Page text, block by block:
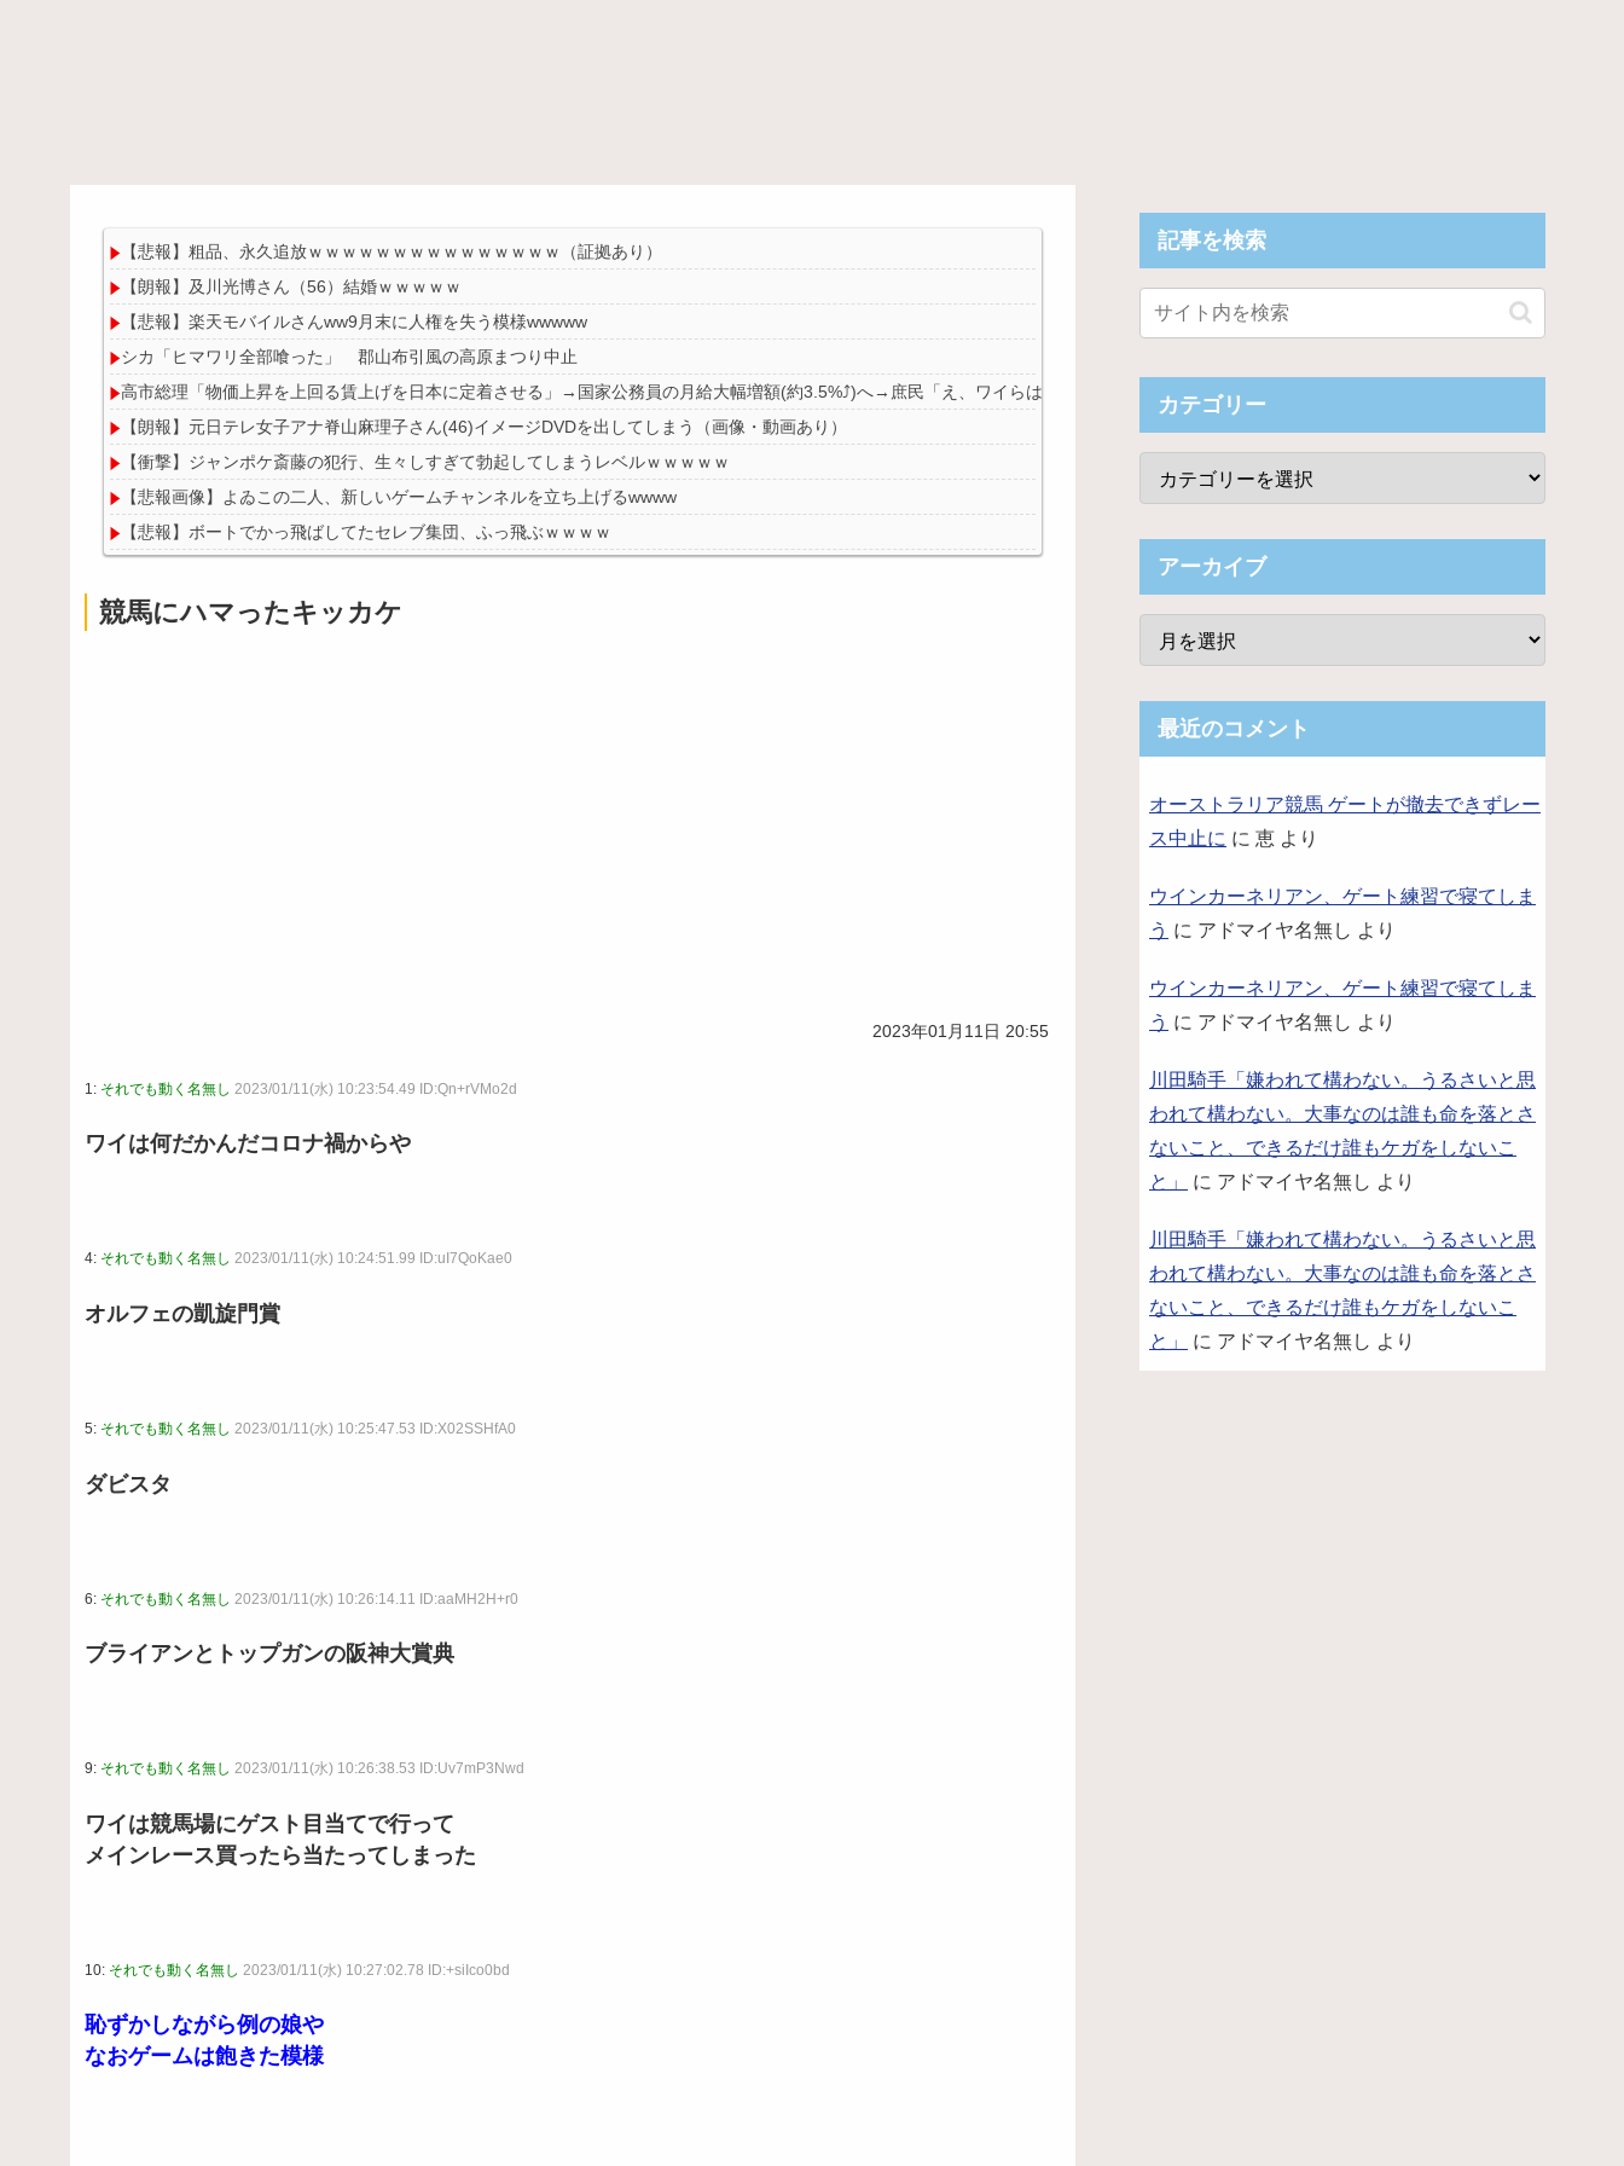
【悲報】粗品、永久追放ｗｗｗｗｗｗｗｗｗｗｗｗｗｗｗ（証拠あり）
【朗報】及川光博さん（56）結婚ｗｗｗｗｗ
【悲報】楽天モバイルさんww9月末に人権を失う模様wwwww
シカ「ヒマワリ全部喰った」 郡山布引風の高原まつり中止
高市総理「物価上昇を上回る賃上げを日本に定着させる」→国家公務員の月給大幅増額(約3.5%⤴)へ→庶民「え、ワイらは❓」
【朗報】元日テレ女子アナ脊山麻理子さん(46)イメージDVDを出してしまう（画像・動画あり）
【衝撃】ジャンポケ斎藤の犯行、生々しすぎて勃起してしまうレベルｗｗｗｗｗ
【悲報画像】よゐこの二人、新しいゲームチャンネルを立ち上げるwwww
【悲報】ボートでかっ飛ばしてたセレブ集団、ふっ飛ぶｗｗｗｗ
競馬にハマったキッカケ
2023年01月11日 20:55
1: それでも動く名無し 2023/01/11(水) 10:23:54.49 ID:Qn+rVMo2d
ワイは何だかんだコロナ禍からや
4: それでも動く名無し 2023/01/11(水) 10:24:51.99 ID:uI7QoKae0
オルフェの凱旋門賞
5: それでも動く名無し 2023/01/11(水) 10:25:47.53 ID:X02SSHfA0
ダビスタ
6: それでも動く名無し 2023/01/11(水) 10:26:14.11 ID:aaMH2H+r0
ブライアンとトップガンの阪神大賞典
9: それでも動く名無し 2023/01/11(水) 10:26:38.53 ID:Uv7mP3Nwd
ワイは競馬場にゲスト目当てで行って
メインレース買ったら当たってしまった
10: それでも動く名無し 2023/01/11(水) 10:27:02.78 ID:+siIco0bd
恥ずかしながら例の娘や
なおゲームは飽きた模様
記事を検索
カテゴリー
アーカイブ
最近のコメント
オーストラリア競馬 ゲートが撤去できずレー
ス中止に に 恵 より
ウインカーネリアン、ゲート練習で寝てしま
う に アドマイヤ名無し より
ウインカーネリアン、ゲート練習で寝てしま
う に アドマイヤ名無し より
川田騎手「嫌われて構わない。うるさいと思
われて構わない。大事なのは誰も命を落とさ
ないこと、できるだけ誰もケガをしないこ
と」
に アドマイヤ名無し より
川田騎手「嫌われて構わない。うるさいと思
われて構わない。大事なのは誰も命を落とさ
ないこと、できるだけ誰もケガをしないこ
と」
に アドマイヤ名無し より